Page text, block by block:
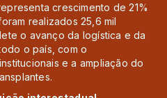
crescimento de 21%
realizados 25,6 mil
o avanço da logística e da
o país, com o
e a ampliação do